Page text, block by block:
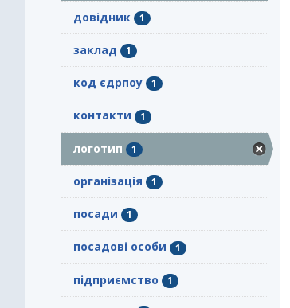
довідник 1
заклад 1
код єдрпоу 1
контакти 1
логотип 1
організація 1
посади 1
посадові особи 1
підприємство 1